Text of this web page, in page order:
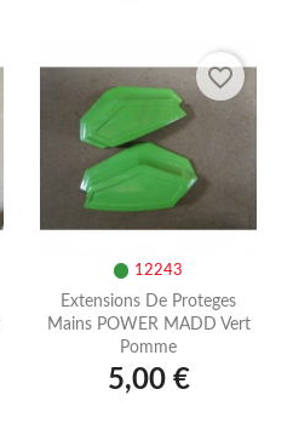
12243
Extensions De Proteges
Mains POWER MADD Vert
Pomme
5,00 €
favorite_border